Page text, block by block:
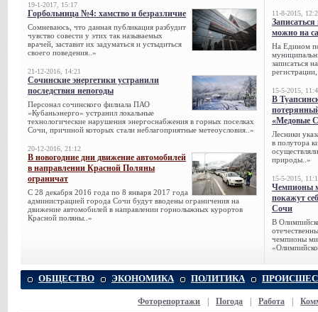
19-1-2017, 15:17
Горбольница №4: хамство и безразличие
Сомневаюсь, что данная публикация разбудит
чувство совести у этих так называемых
врачей, заставит их задуматься и устыдиться
своего поведения..»
21-12-2016, 14:21
Сочинские энергетики устранили
последствия непогоды
Персонал сочинского филиала ПАО
«Кубаньэнерго» устранил локальные
технологические нарушения энергоснабжения в горных поселках
Сочи, при­чиной которых стали неблагоприятные метеоусловия..»
20-12-2016, 21:12
В новогодние дни движение автомобилей
в направлении Красной Поляны
ограничат
С 28 декабря 2016 года по 8 января 2017 года
администрацией города Сочи будут вводены ограничения на
движение автомобилей в направлении горнолыжных курортов
Красной поляны..»
11-8-2015,
Записаться
можно на
На Едином
записаться
15-5-2015,
В
«Медовые
Лесники
в полутора
природы..»
15-5-2015,
Чемпионы
покажут
Сочи
В
чемпионы
ОБЩЕСТВО ЭКОНОМИКА ПОЛИТИКА
Фоторепортажи Погода Работа